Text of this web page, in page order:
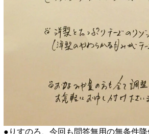
●りすのろ、今回も問答無用の無条件降